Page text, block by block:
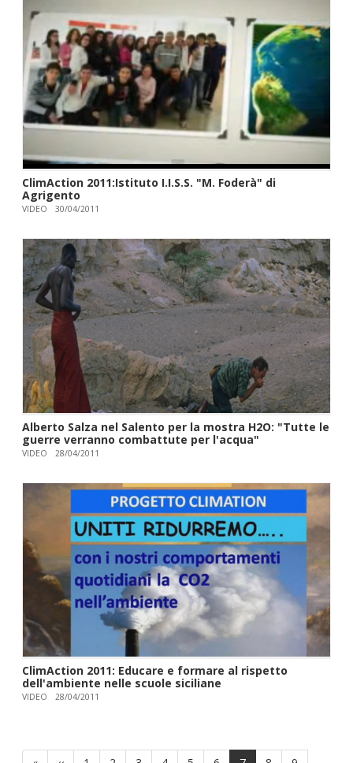
ClimAction 2011:Istituto I.I.S.S. "M. Foderà" di
Agrigento
VIDEO 30/04/2011
Alberto Salza nel Salento per la mostra H2O: "Tutte le
guerre verranno combattute per l'acqua"
VIDEO 28/04/2011
ClimAction 2011: Educare e formare al rispetto
dell'ambiente nelle scuole siciliane
VIDEO 28/04/2011